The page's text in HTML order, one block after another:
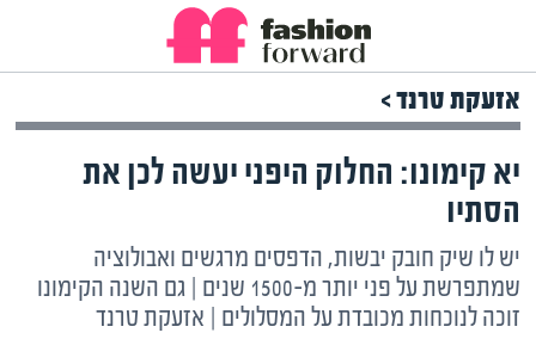
אזעקת טרנד >
יא קימונו: החלוק היפני יעשה לכן את
הסתיו
יש לו שיק חובק יבשות, הדפסים מרגשים ואבולוציה
שמתפרשת על פני יותר מ-1500 שנים | גם השנה הקימונו
זוכה לנוכחות מכובדת על המסלולים | אזעקת טרנד